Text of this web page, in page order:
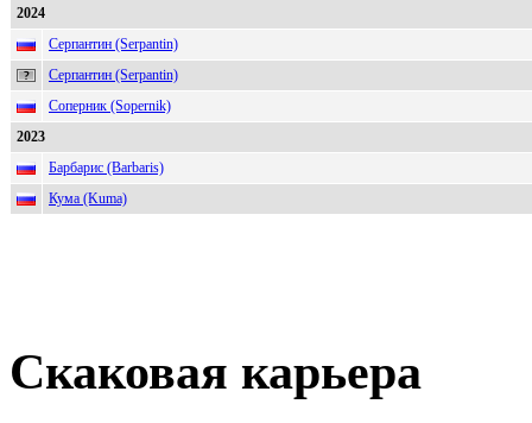
2024
Серпантин (Serpantin)
Серпантин (Serpantin)
Соперник (Sopernik)
2023
Барбарис (Barbaris)
Кума (Kuma)
Скаковая карьера